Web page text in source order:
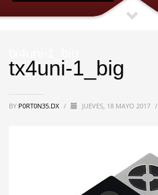
tx4uni-1_big
BY P0RT0N35.DX / JUEVES, 18 MAYO 2017 /